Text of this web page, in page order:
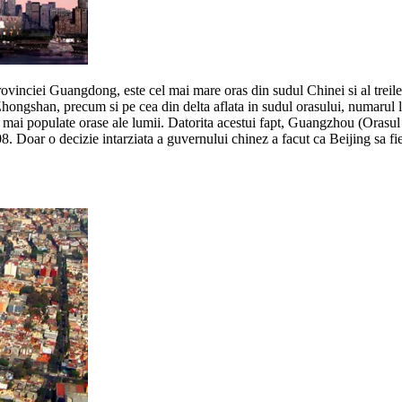
Guangdong, este cel mai mare oras din sudul Chinei si al
precum si pe cea din delta aflata in sudul orasului,
populate orase ale lumii. Datorita acestui fapt, Guangzhou
Doar o decizie intarziata a guvernului chinez a facut ca Beijing sa